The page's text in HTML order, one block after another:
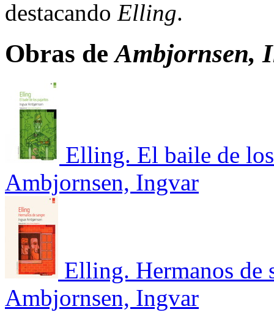
destacando Elling.
Obras deAmbjornsen,
Elling. El baile de
Ambjornsen, Ingvar
Elling. Hermanos de
Ambjornsen, Ingvar